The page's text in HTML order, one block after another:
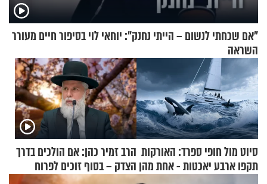
"אם שכחתי לנשום – הייתי נחנק": יוחאי לוי בסיפור חיים מעורר
השראה
סיוט מול חופי ספרד: האורקות
תקפו ארבע יאכטות - אחת מהן
הרב זמיר כהן: אם הולכים בדרך
הצדק – בסוף זוכים לפרוח